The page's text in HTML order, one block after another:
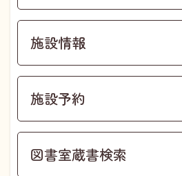
施設情報
施設予約
図書室蔵書検索